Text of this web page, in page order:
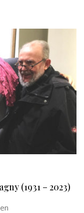
(1931 – 2023)